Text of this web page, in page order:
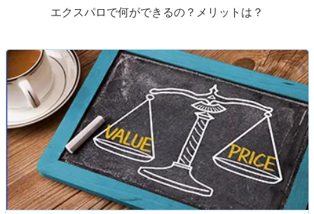
エクスパロで何ができるの？メリットは？